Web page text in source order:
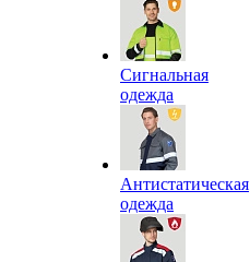
Сигнальная
одежда
Антистатическая
одежда